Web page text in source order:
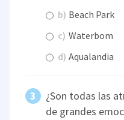
b) Beach Park
c) Waterbom
d) Aqualandia
¿Son todas las
de grandes